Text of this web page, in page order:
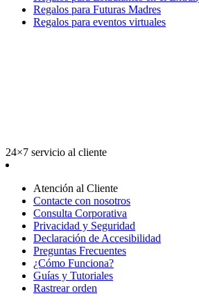
Regalos para Futuras Madres
Regalos para eventos virtuales
24×7 servicio al cliente
Atención al Cliente
Contacte con nosotros
Consulta Corporativa
Privacidad y Seguridad
Declaración de Accesibilidad
Preguntas Frecuentes
¿Cómo Funciona?
Guías y Tutoriales
Rastrear orden